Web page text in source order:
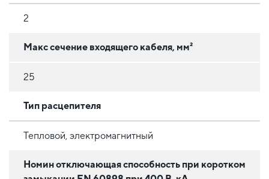
2
Макс сечение входящего кабеля, мм²
25
Тип расцепителя
Тепловой, электромагнитный
Номин отключающая способность при коротком